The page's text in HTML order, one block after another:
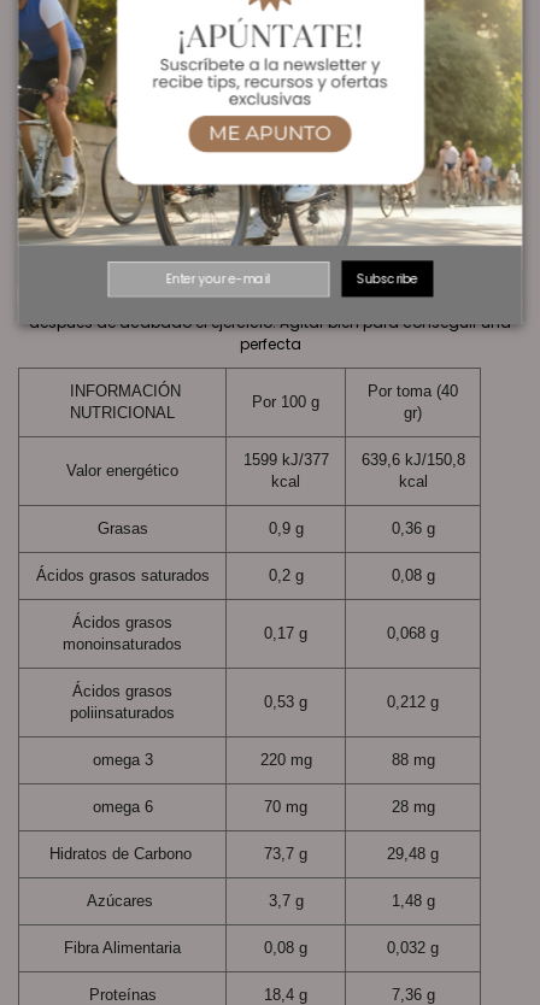
cianocobalamina (vitamina B12)), edulcorante: sucralosa, jale real
liofilizada (40-80 mg)*, sulfato de zinc, sulfato de manganeso.
* Cantidad por dosis diaria 40-80 g de producto.
* Cantidad por dosis diaria 40-80 g de producto.
MODO DE EMPLEO:
Como complemento en el desayuno y merienda: disolver 3
medidas (40 g) en 200 ml de agua. Como alimento líquido en
deportes de larga duración: disolver 4 o 6 medidas (60-80 g) en
300-400 ml de agua y alternar la toma con pequeños tragos de
agua.
Como recuperador: disolver 4-6 medidas colmadas (60-80 g) en
300-400 ml de agua y tomarlo durante los primeros 30 minutos
después de acabado el ejercicio. Agitar bien para conseguir una
perfecta
INFORMACIÓN
NUTRICIONAL
Por 100 g
Por toma (40
gr)
Valor energético
1599 kJ/377
kcal
639,6 kJ/150,8
kcal
Grasas 0,9 g 0,36 g
Ácidos grasos saturados 0,2 g 0,08 g
Ácidos grasos
monoinsaturados
0,17 g 0,068 g
Ácidos grasos
poliinsaturados
0,53 g 0,212 g
omega 3 220 mg 88 mg
omega 6 70 mg 28 mg
Hidratos de Carbono 73,7 g 29,48 g
Azúcares 3,7 g 1,48 g
Fibra Alimentaria 0,08 g 0,032 g
Proteínas 18,4 g 7,36 g
Subscribe